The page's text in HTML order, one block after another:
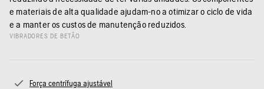
e materiais de alta qualidade ajudam-no a otimizar o ciclo de vida
e a manter os custos de manutenção reduzidos.
VIBRADORES DE BETÃO
Força centrífuga ajustável